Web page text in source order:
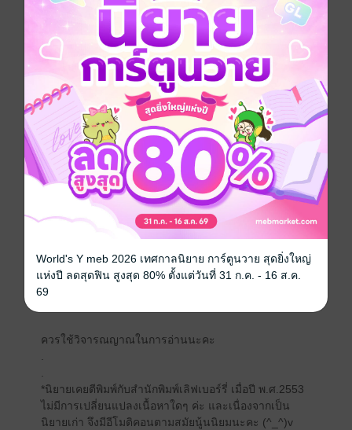
ผู้หญิงผมยาวแสนลึกลับก็ก้าวเข้ามาในชีวิตผมแบบงงๆ
และทำให้หัวใจผมเต้นรัวด้วยจุมพิตแสนหวานอีกครั้ง
ให้ตายเถอะ! มันเป็นรสชาติเดียวกับจูบครั้งแรกของผม
เลย!
อ๊าก... ตกลงว่าปากของผมเสียความบริสุทธิ์ไปให้กับใคร
กันแน่?!
.
Written in 2010
นิยายรักวัยรุ่น เรท PG : Parental Guidance Suggested
ไม่มีการบรรยายเนื้อหาเกี่ยวกับกิจกรรมทางเพศ
ควรใช้วิจารณญาณในการอ่านนะคะ
*นิยายเคยตีพิมพ์กับสำนักพิมพ์เลิฟเบอร์รี่ เมื่อปี พ.ศ.2553
ไม่มีการเปลี่ยนแปลงเนื้อหาใดๆ ค่ะ และเนื่องจากเป็น
นิยายเก่า จึงมีอีโมติคอนตามสมัยนู้นนิยมนะคะ (^_^)v
World's Y meb 2026 เทศกาลนิยาย การ์ตูนวาย สุดยิ่งใหญ่
แห่งปี ลดสุดฟิน สูงสุด 80% ตั้งแต่วันที่ 31 ก.ค. - 16 ส.ค.
69